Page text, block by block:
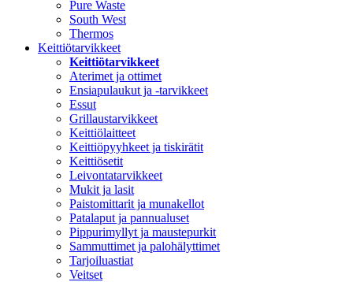
Pure Waste
South West
Thermos
Keittiötarvikkeet
Keittiötarvikkeet
Aterimet ja ottimet
Ensiapulaukut ja -tarvikkeet
Essut
Grillaustarvikkeet
Keittiölaitteet
Keittiöpyyhkeet ja tiskirätit
Keittiösetit
Leivontatarvikkeet
Mukit ja lasit
Paistomittarit ja munakellot
Patalaput ja pannualuset
Pippurimyllyt ja maustepurkit
Sammuttimet ja palohälyttimet
Tarjoiluastiat
Veitset